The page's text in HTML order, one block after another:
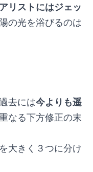
リストにはジェッ
の光を浴びるのは
去には今よりも遥
なる下方修正の末
大きく３つに分け